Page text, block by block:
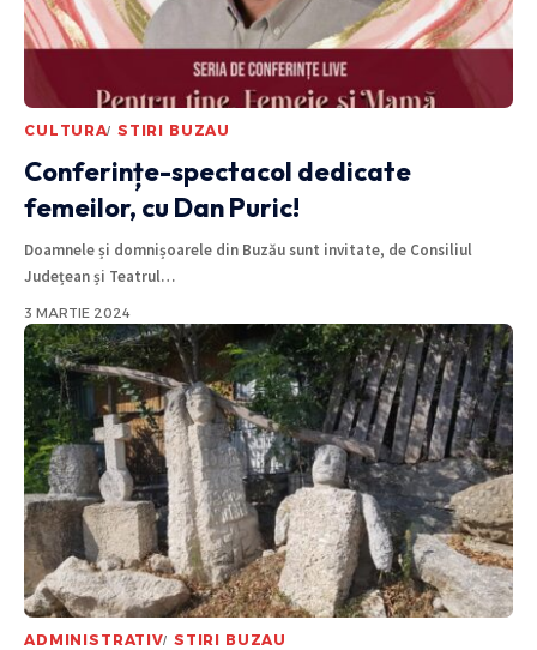
CULTURA STIRI BUZAU
Conferințe-spectacol dedicate
femeilor, cu Dan Puric!
Doamnele și domnișoarele din Buzău sunt invitate, de Consiliul
Județean și Teatrul…
3 MARTIE 2024
ADMINISTRATIV STIRI BUZAU